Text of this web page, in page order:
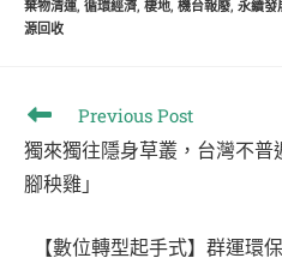
棄物清運, 循環經濟, 棲地, 機台報廢, 永續發
源回收
Previous Post
獨來獨往隱身草叢，台灣不
腳秧雞」
【數位轉型起手式】群運環